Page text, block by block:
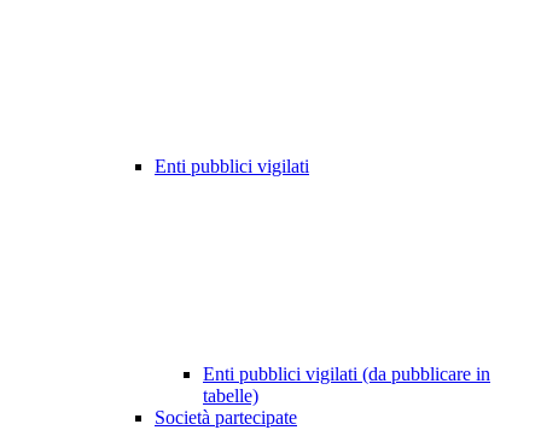
Enti pubblici vigilati
Enti pubblici vigilati (da pubblicare in
tabelle)
Società partecipate